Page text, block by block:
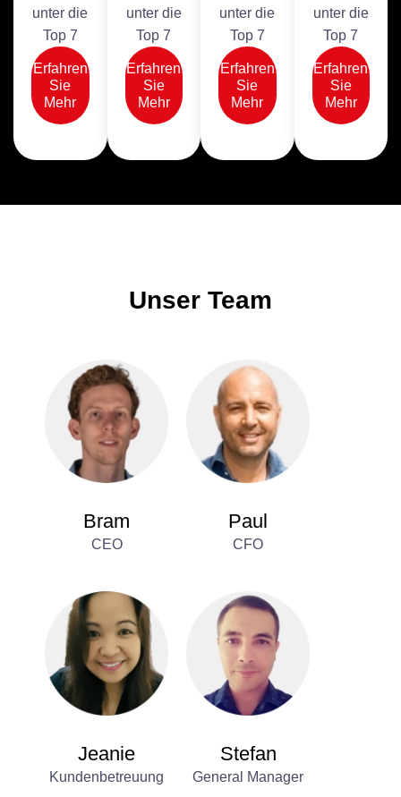
unter die
Top 7
Erfahren
Sie
Mehr
unter die
Top 7
Erfahren
Sie
Mehr
unter die
Top 7
Erfahren
Sie
Mehr
unter die
Top 7
Erfahren
Sie
Mehr
Unser Team
Bram
CEO
Paul
CFO
Jeanie
Kundenbetreuung
Stefan
General Manager